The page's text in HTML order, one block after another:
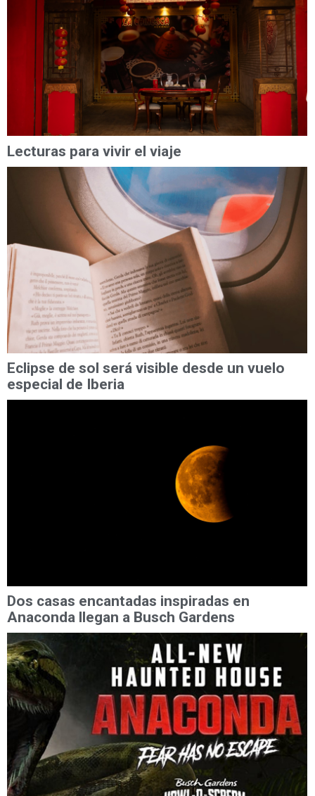
Lecturas para vivir el viaje
Eclipse de sol será visible desde un vuelo
especial de Iberia
Dos casas encantadas inspiradas en
Anaconda llegan a Busch Gardens